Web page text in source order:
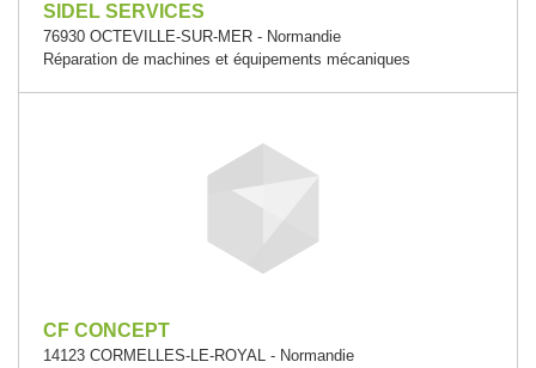
SIDEL SERVICES
76930 OCTEVILLE-SUR-MER - Normandie
Réparation de machines et équipements mécaniques
CF CONCEPT
14123 CORMELLES-LE-ROYAL - Normandie